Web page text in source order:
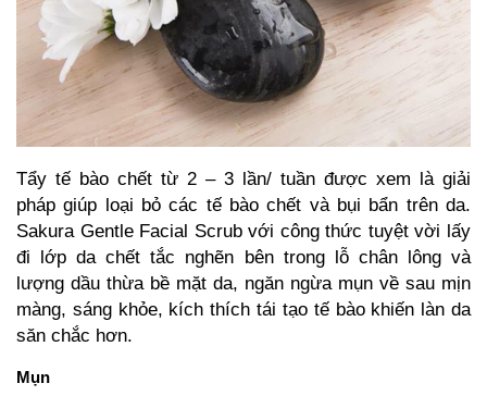
Tẩy tế bào chết từ 2 – 3 lần/ tuần được xem là giải
pháp giúp loại bỏ các tế bào chết và bụi bẩn trên da.
Sakura Gentle Facial Scrubvới công thức tuyệt vời lấy
đi lớp da chết tắc nghẽn bên trong lỗ chân lông và
lượng dầu thừa bề mặt da, ngăn ngừa mụn về sau mịn
màng, sáng khỏe, kích thích tái tạo tế bào khiến làn da
săn chắc hơn.
Mụn